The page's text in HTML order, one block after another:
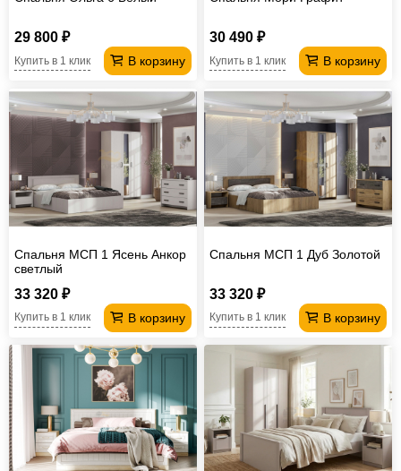
29 800 ₽
В корзину
Купить в 1 клик
30 490 ₽
В корзину
Купить в 1 клик
Спальня МСП 1 Ясень Анкор
светлый
33 320 ₽
В корзину
Купить в 1 клик
Спальня МСП 1 Дуб Золотой
33 320 ₽
В корзину
Купить в 1 клик